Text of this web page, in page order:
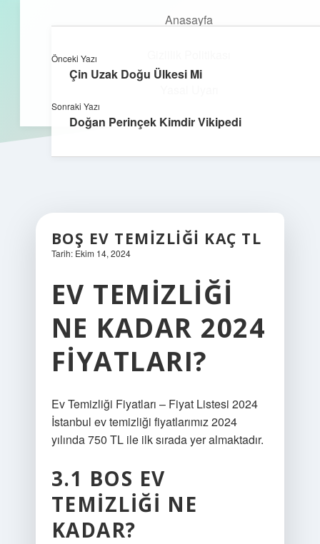
Anasayfa
aç
BOŞ EV TEMIZLIĞI KAÇ TL
Tarih: Ekim 14, 2024
EV TEMIZLIĞI
NE KADAR 2024
FIYATLARI?
Ev Temizliği Fiyatları – Fiyat Listesi 2024
İstanbul ev temizliği fiyatlarımız 2024
yılında 750 TL ile ilk sırada yer almaktadır.
3.1 BOS EV
TEMIZLIĞI NE
KADAR?
Önceki Yazı
Çin Uzak Doğu Ülkesi Mi
Sonraki Yazı
Doğan Perinçek Kimdir Vikipedi